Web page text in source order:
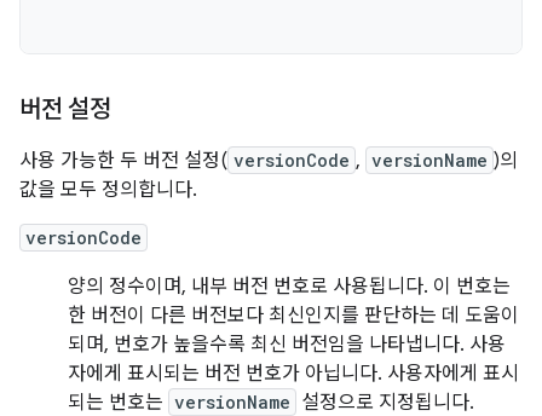
버전 설정
사용 가능한 두 버전 설정( versionCode , versionName )의
값을 모두 정의합니다.
versionCode
양의 정수이며, 내부 버전 번호로 사용됩니다. 이 번호는
한 버전이 다른 버전보다 최신인지를 판단하는 데 도움이
되며, 번호가 높을수록 최신 버전임을 나타냅니다. 사용
자에게 표시되는 버전 번호가 아닙니다. 사용자에게 표시
되는 번호는 versionName 설정으로 지정됩니다.